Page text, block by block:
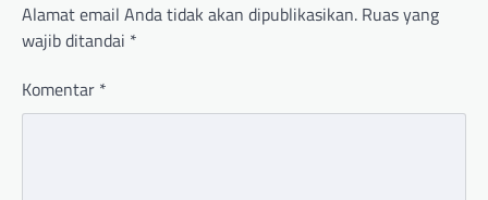
Alamat email Anda tidak akan dipublikasikan. Ruas yang
wajib ditandai *
Komentar *